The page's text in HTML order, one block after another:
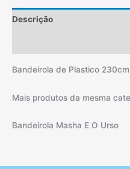
Descrição
Bandeirola de Plastico
Mais produtos da mesma
Bandeirola Masha E O Urso